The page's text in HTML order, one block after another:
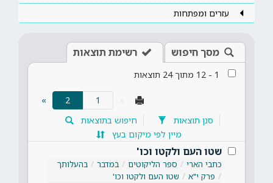
עזרים ומפתחות
מסך חיפוש רשימת תוצאות
1
-
12 מתוך24 תוצאות
2
»
סנן תוצאות
חיפוש בתוצאות
מיין לפי מיקום בעץ
שטו העם ולקטו וכו'
כתבי הארי ספר הליקוטים במדבר
בהעלותך
פרק י"א
שטו העם ולקטו וכו'